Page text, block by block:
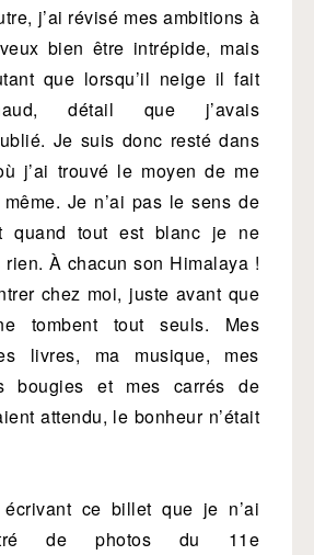
j’ai révisé mes ambitions à
bien être intrépide, mais
que lorsqu’il neige il fait
détail que j’avais
Je suis donc resté dans
j’ai trouvé le moyen de me
Je n’ai pas le sens de
quand tout est blanc je ne
À chacun son Himalaya !
chez moi, juste avant que
tombent tout seuls. Mes
livres, ma musique, mes
bougies et mes carrés de
attendu, le bonheur n’était
ce billet que je n’ai
de photos du 11e